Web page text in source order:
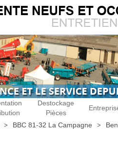
Destockage
Pièces
BBC 81-32 La Campagne